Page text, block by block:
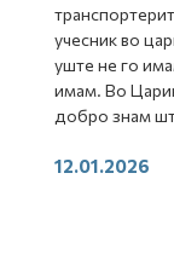
учесник во
уште не го
имам. Во
добро знам
12.01.2026